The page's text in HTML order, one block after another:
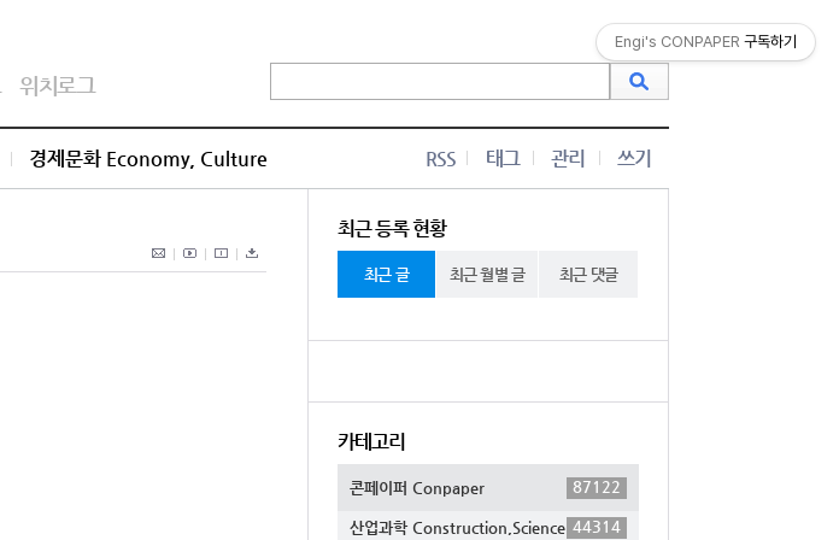
위치로그
경제문화 Economy, Culture RSS 태그 관리 쓰기
최근 등록 현황
최근 글 최근 월별 글 최근 댓글
카테고리
콘페이퍼 Conpaper 87122
산업과학 Construction,Science 44314
Engi's CONPAPER 구독하기